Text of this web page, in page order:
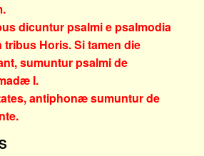
dicuntur psalmi e psalmodia
Horis. Si tamen die
sumuntur psalmi de
I.
antiphonæ sumuntur de